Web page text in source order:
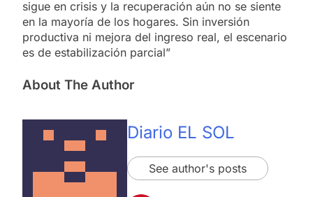
sigue en crisis y la recuperación aún no se siente
en la mayoría de los hogares. Sin inversión
productiva ni mejora del ingreso real, el escenario
es de estabilización parcial”
About The Author
Diario EL SOL
See author's posts